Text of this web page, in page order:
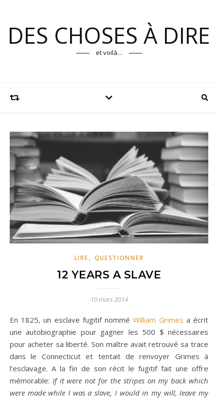
DES CHOSES À DIRE
et voilà…
LIRE, QUESTIONNER
12 YEARS A SLAVE
10 mars 2014
En 1825, un esclave fugitif nomméWilliam Grimes a écrit
une autobiographie pour gagner les 500 $ nécessaires
pour acheter sa liberté. Son maître avait retrouvé sa trace
dans le Connecticut et tentait de renvoyer Grimes à
l’esclavage. A la fin de son récit le fugitif fait une offre
mémorable: If it were not for the stripes on my back which
were made while I was a slave, I would in my will, leave my